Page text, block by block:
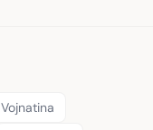
Vojnatina